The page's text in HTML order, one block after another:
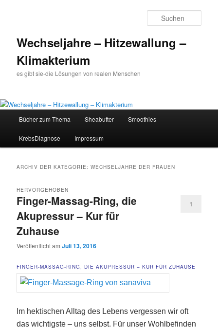
Wechseljahre – Hitzewallung –
Klimakterium
es gibt sie-die Lösungen von realen Menschen
Zum
Inhalt
Zum
sekundären
Bücher zum Thema Sheabutter Smoothies
KrebsDiagnose Impressum
ARCHIV DER KATEGORIE:WECHSELJAHRE DER FRAUEN
Finger-Massag-Ring, die
Akupressur – Kur für
Zuhause
HERVORGEHOBEN
Veröffentlicht amJuli 13, 2016
1
FINGER-MASSAG-RING, DIE AKUPRESSUR – KUR FÜR ZUHAUSE
Im hektischen Alltag des Lebens vergessen wir oft
das wichtigste – uns selbst. Für unser Wohlbefinden